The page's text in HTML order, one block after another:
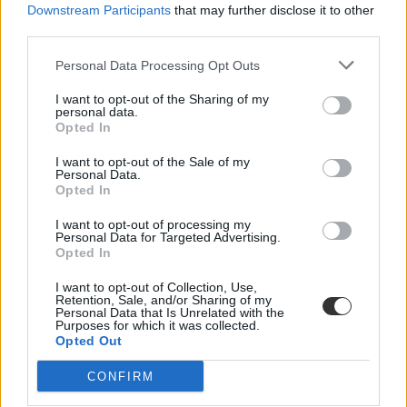
Downstream Participants that may further disclose it to other
Personal Data Processing Opt Outs
I want to opt-out of the Sharing of my
personal data.
Opted In
I want to opt-out of the Sale of my
Personal Data.
Opted In
I want to opt-out of processing my
Personal Data for Targeted Advertising.
Opted In
I want to opt-out of Collection, Use,
Retention, Sale, and/or Sharing of my
Personal Data that Is Unrelated with the
Purposes for which it was collected.
Opted Out
CONFIRM
kapcsolatos kurzusok köre.
Eduline/MTI
spórolnak, több épületet lezárnak néhány hétre
A Károli Gáspár Református Egyetemen is döntést hoztak arról,
hónapokban.
Felsőoktatás
Ilyen lett a Károli Gáspár Református Egyetem
2024-es felvételi pontszámítása